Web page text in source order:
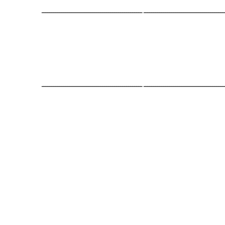
ــــــــــــــــــــــــــــــــــــــــــــــــــ
ــــــــــــــــــــــــــــــــــــــــــــــــــ